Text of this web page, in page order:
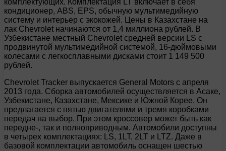
комплектующих. Комплектация LT включает в себя
кондиционер, ABS, EPS, обычную мультимедийную
систему и интерьер с экокожей. Цены в Казахстане на
лак Chevrolet начинаются от 1,4 миллиона рублей. В
Узбекистане местный Chevrolet средней версии LS с
продвинутой мультимедийной системой, 16-дюймовыми
колесами с легкосплавными дисками стоит 1 149 500
рублей.
Chevrolet Tracker выпускается General Motors с апреля
2013 года. Сборка автомобилей осуществляется в Асаке,
Узбекистане, Казахстане, Мексике и Южной Корее. Он
предлагается с пятью двигателями и тремя коробками
передач на выбор. При этом кроссовер может быть как
передне-, так и полноприводным. Автомобили доступны
в четырех комплектациях: LS, 1LT, 2LT и LTZ. Даже в
базовой комплектации автомобиль оснащен шестью